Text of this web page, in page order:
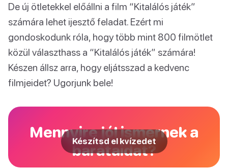
De új ötletekkel előállni a film “Kitalálós játék”
számára lehet ijesztő feladat. Ezért mi
gondoskodunk róla, hogy több mint 800 filmötlet
közül választhass a “Kitalálós játék” számára!
Készen állsz arra, hogy eljátsszad a kedvenc
filmjeidet? Ugorjunk bele!
Mennyire jól ismernek a
barátaidat?
Készítsd el kvízedet